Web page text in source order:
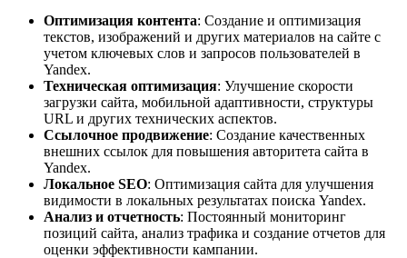
Оптимизация контента: Создание и оптимизация
текстов, изображений и других материалов на сайте с
учетом ключевых слов и запросов пользователей в
Yandex.
Техническая оптимизация: Улучшение скорости
загрузки сайта, мобильной адаптивности, структуры
URL и других технических аспектов.
Ссылочное продвижение: Создание качественных
внешних ссылок для повышения авторитета сайта в
Yandex.
Локальное SEO: Оптимизация сайта для улучшения
видимости в локальных результатах поиска Yandex.
Анализ и отчетность: Постоянный мониторинг
позиций сайта, анализ трафика и создание отчетов для
оценки эффективности кампании.